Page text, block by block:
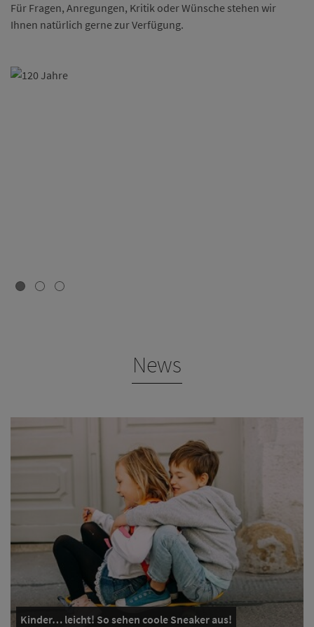
Für Fragen, Anregungen, Kritik oder Wünsche stehen wir
Ihnen natürlich gerne zur Verfügung.
News
Kinder… leicht! So sehen coole Sneaker aus!